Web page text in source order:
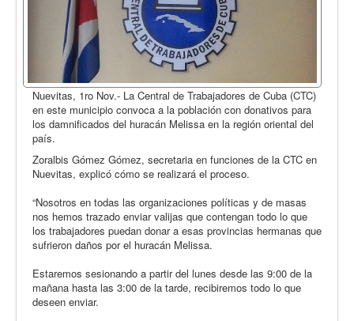
Nuevitas, 1ro Nov.- La Central de Trabajadores de Cuba (CTC)
en este municipio convoca a la población con donativos para
los damnificados del huracán Melissa en la región oriental del
país.
Zoralbis Gómez Gómez, secretaria en funciones de la CTC en
Nuevitas, explicó cómo se realizará el proceso.
“Nosotros en todas las organizaciones políticas y de masas
nos hemos trazado enviar valijas que contengan todo lo que
los trabajadores puedan donar a esas provincias hermanas que
sufrieron daños por el huracán Melissa.
Estaremos sesionando a partir del lunes desde las 9:00 de la
mañana hasta las 3:00 de la tarde, recibiremos todo lo que
deseen enviar.